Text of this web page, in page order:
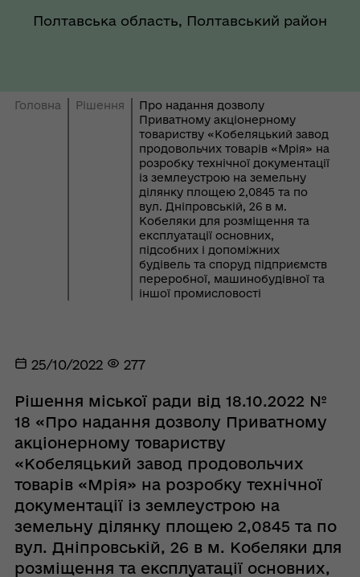
Полтавська область, Полтавський район
Головна Рішення
Про надання дозволу
Приватному акціонерному
товариству «Кобеляцький завод
продовольчих товарів «Мрія» на
розробку технічної документації
із землеустрою на земельну
ділянку площею 2,0845 та по
вул. Дніпровській, 26 в м.
Кобеляки для розміщення та
експлуатації основних,
підсобних і допоміжних
будівель та споруд підприємств
переробної, машинобудівної та
іншої промисловості
25/10/2022 277
Рішення міської ради від 18.10.2022 №
18 «Про надання дозволу Приватному
акціонерному товариству
«Кобеляцький завод продовольчих
товарів «Мрія» на розробку технічної
документації із землеустрою на
земельну ділянку площею 2,0845 та по
вул. Дніпровській, 26 в м. Кобеляки для
розміщення та експлуатації основних,